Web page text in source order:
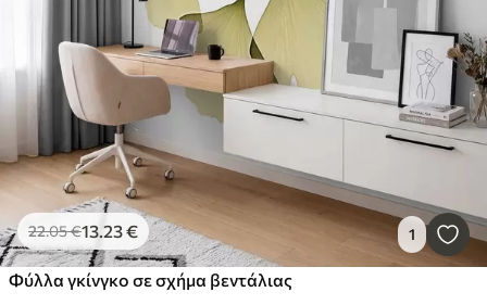
22.05€13.23€ 1
Φύλλα γκίνγκο σε σχήμα βεντάλιας